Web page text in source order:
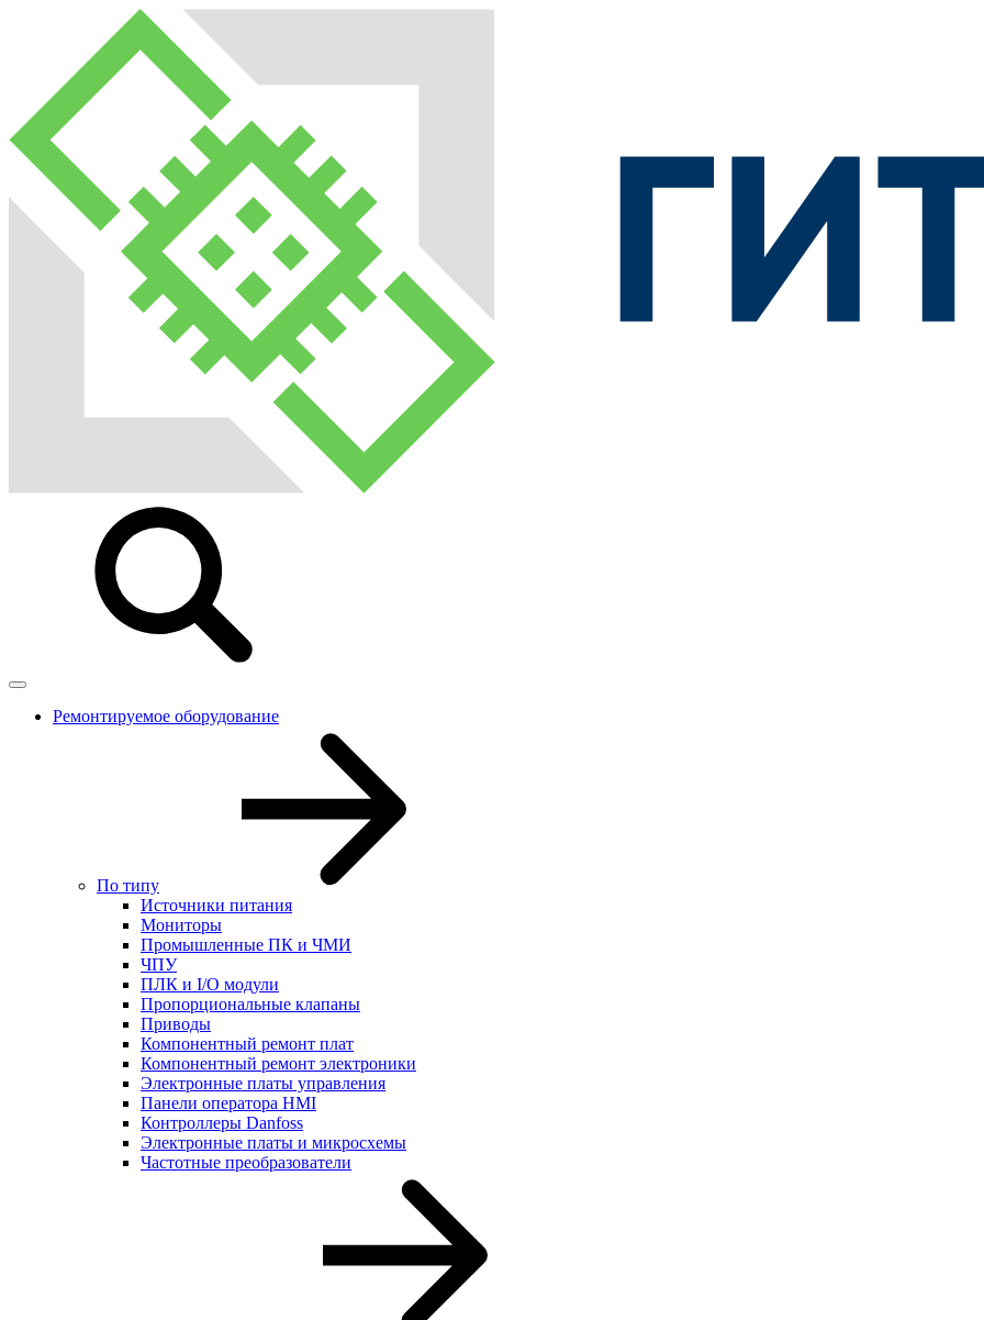
Ремонтируемое оборудование
По типу
Источники питания
Мониторы
Промышленные ПК и ЧМИ
ЧПУ
ПЛК и I/O модули
Пропорциональные клапаны
Приводы
Компонентный ремонт плат
Компонентный ремонт электроники
Электронные платы управления
Панели оператора HMI
Контроллеры Danfoss
Электронные платы и микросхемы
Частотные преобразователи